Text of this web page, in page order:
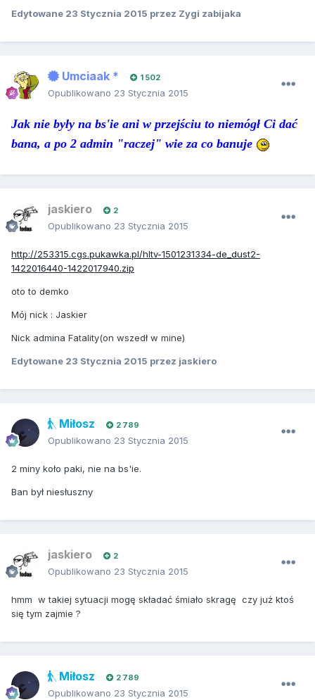
Edytowane 23 Stycznia 2015 przez Zygi zabijaka
Umciaak * 1 502
Opublikowano 23 Stycznia 2015
Jak nie były na bs'ie ani w przejściu to niemógł Ci dać
bana, a po 2 admin "raczej" wie za co banuje
jaskiero 2
Opublikowano 23 Stycznia 2015
http://253315.cgs.pukawka.pl/hltv-1501231334-de_dust2-
1422016440-1422017940.zip
oto to demko
Mój nick : Jaskier
Nick admina Fatality(on wszedł w mine)
Edytowane 23 Stycznia 2015 przez jaskiero
Miłosz 2 789
Opublikowano 23 Stycznia 2015
2 miny koło paki, nie na bs'ie.
Ban był niesłuszny
jaskiero 2
Opublikowano 23 Stycznia 2015
hmm w takiej sytuacji mogę składać śmiało skragę czy już ktoś
się tym zajmie ?
Miłosz 2 789
Opublikowano 23 Stycznia 2015